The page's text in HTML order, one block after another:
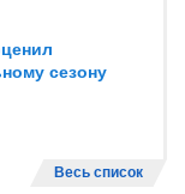
сезону
Весь список